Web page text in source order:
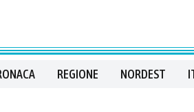
REGIONE NORDEST